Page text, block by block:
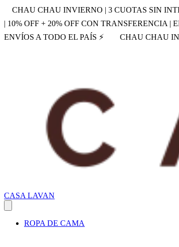
CHAU CHAU INVIERNO | 3 CUOTAS SIN
| 10% OFF + 20% OFF CON TRANSFERENCIA |
ENVÍOS A TODO EL PAÍS ⚡
CHAU CHAU
CASA LAVAN
ROPA DE CAMA